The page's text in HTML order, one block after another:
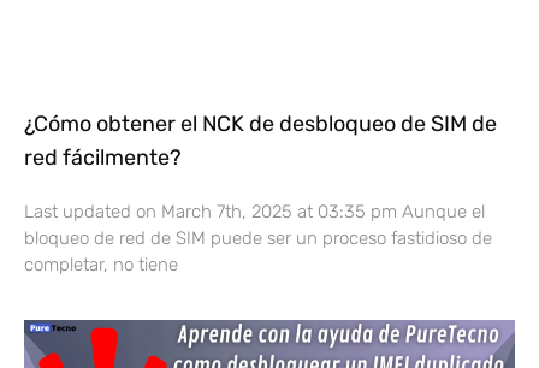
¿Cómo obtener el NCK de desbloqueo de SIM de
red fácilmente?
Last updated on March 7th, 2025 at 03:35 pm Aunque el
bloqueo de red de SIM puede ser un proceso fastidioso de
completar, no tiene